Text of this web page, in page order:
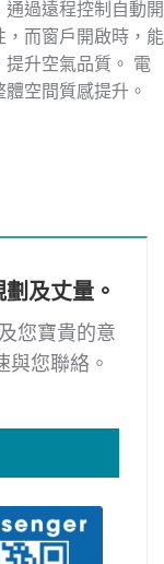
過遠程控制自動開
而窗戶開啟時，能
升空氣品質。 電
空間質感提升。
及丈量。
您寶貴的意
與您聯絡。